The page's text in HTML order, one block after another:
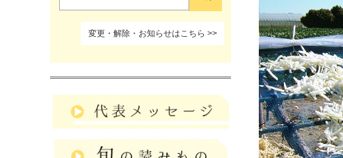
変更・解除・お知らせはこちら